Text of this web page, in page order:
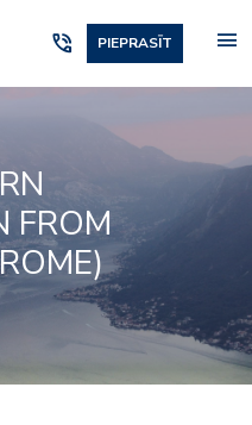
phone_in_talk PIEPRASĪT menu
FROM